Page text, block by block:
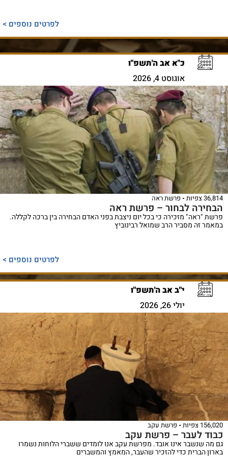
לפרטים נוספים >
כ"א אב ה'תשפ"ו
אוגוסט 4, 2026
36,814 צפיות פרשת ראה
הבחירה לבחור – פרשת ראה
פרשת "ראה" מזכירה כי בכל יום ניצבת בפני האדם הבחירה בין ברכה לקללה.
במאמר זה מסביר הרב שמואל רבינוביץ
לפרטים נוספים >
י"ב אב ה'תשפ"ו
יולי 26, 2026
156,020 צפיות פרשת עקב
כבוד לעבר – פרשת עקב
גם מה שנשבר אינו אובד. מפרשת עקב אנו לומדים ששברי הלוחות נשמרו
בארון הברית כדי להזכיר שהעבר, המאמץ והמשברים